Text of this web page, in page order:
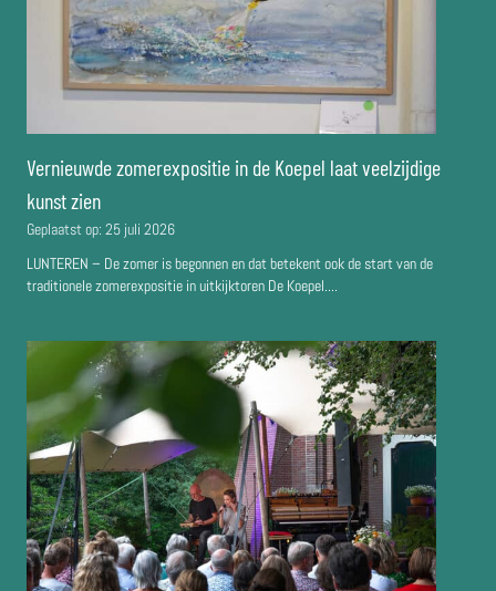
Vernieuwde zomerexpositie in de Koepel laat veelzijdige
kunst zien
Geplaatst op: 25 juli 2026
LUNTEREN – De zomer is begonnen en dat betekent ook de start van de
traditionele zomerexpositie in uitkijktoren De Koepel....